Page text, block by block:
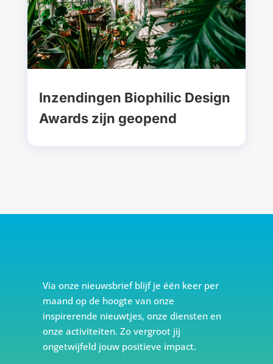
Inzendingen Biophilic Design
Awards zijn geopend
Via onze nieuwsbrief blijf je één keer per
maand op de hoogte van onze
inspirerende nieuwtjes, onze diensten en
onze activiteiten. Zo vergroot jij
ongetwijfeld jouw positieve impact.